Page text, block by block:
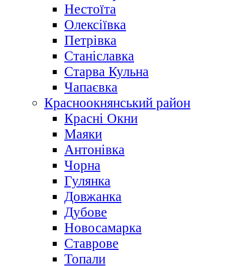
Нестоїта
Олексіївка
Петрівка
Станіславка
Старва Кульна
Чапаєвка
Красноокнянський район
Красні Окни
Маяки
Антонівка
Чорна
Гулянка
Довжанка
Дубове
Новосамарка
Ставрове
Топали